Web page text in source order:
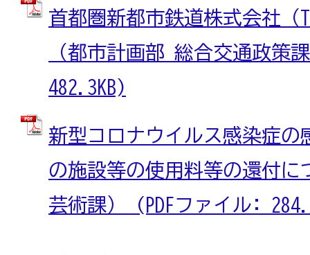
首都圏新都市鉄道株式会社（
（都市計画部 総合交通政策
482.3KB)
新型コロナウイルス感染症の
の施設等の使用料等の還付
芸術課） (PDFファイル: